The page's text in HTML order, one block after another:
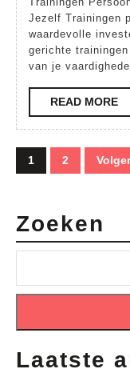
Jezelf Trainingen
waardevolle
gerichte
van je
READ MORE
Berichten
paginering
1 2
Zoeken
Laatste